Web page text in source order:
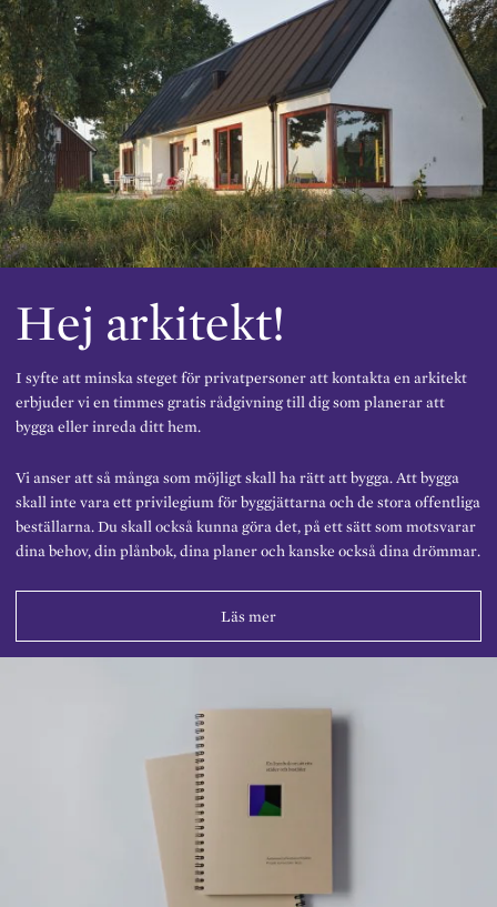
n k
Hej arkitekt!
I syfte att minska steget för privatpersoner att kontakta en arkitekt
erbjuder vi en timmes gratis rådgivning till dig som planerar att
bygga eller inreda ditt hem.
Vi anser att så många som möjligt skall ha rätt att bygga. Att bygga
skall inte vara ett privilegium för byggjättarna och de stora offentliga
beställarna. Du skall också kunna göra det, på ett sätt som motsvarar
dina behov, din plånbok, dina planer och kanske också dina drömmar.
Läs mer